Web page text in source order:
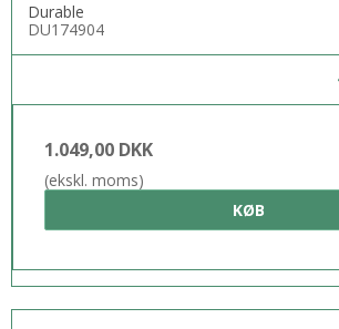
Durable
DU174904
1.049,00 DKK
(ekskl. moms)
KØB